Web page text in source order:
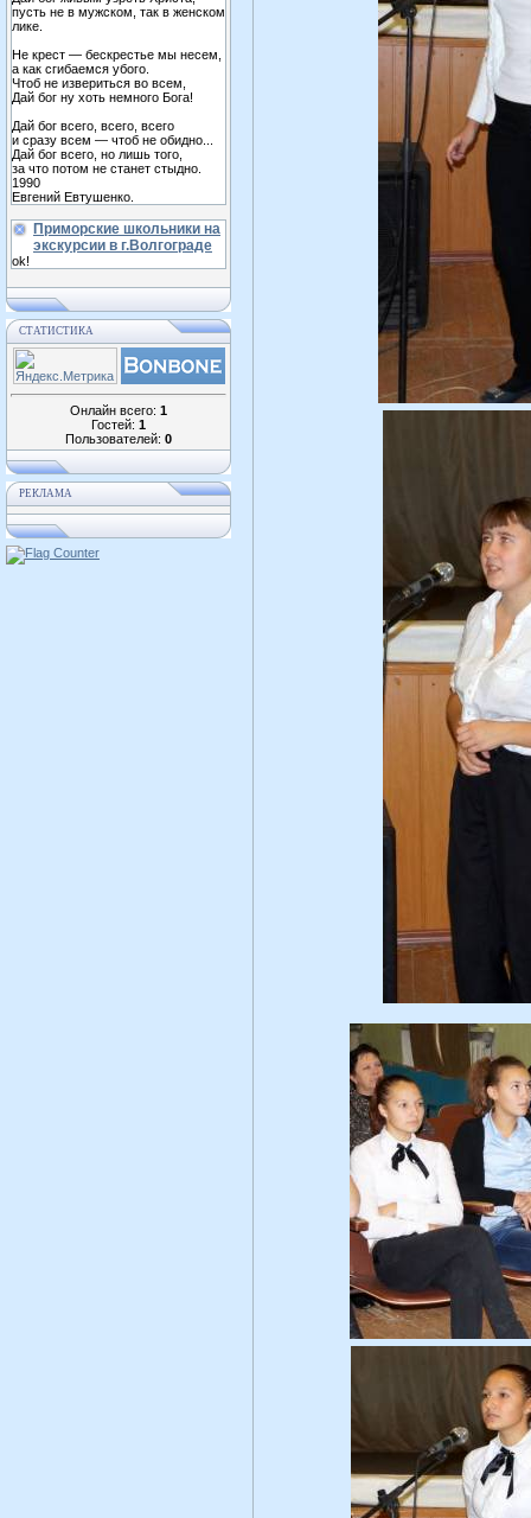
пусть не в мужском, так в женском
лике.
Не крест — бескрестье мы несем,
а как сгибаемся убого.
Чтоб не извериться во всем,
Дай бог ну хоть немного Бога!
Дай бог всего, всего, всего
и сразу всем — чтоб не обидно...
Дай бог всего, но лишь того,
за что потом не станет стыдно.
1990
Евгений Евтушенко.
Приморские школьники на
экскурсии в г.Волгограде
ok!
СТАТИСТИКА
Онлайн всего: 1
Гостей: 1
Пользователей: 0
РЕКЛАМА